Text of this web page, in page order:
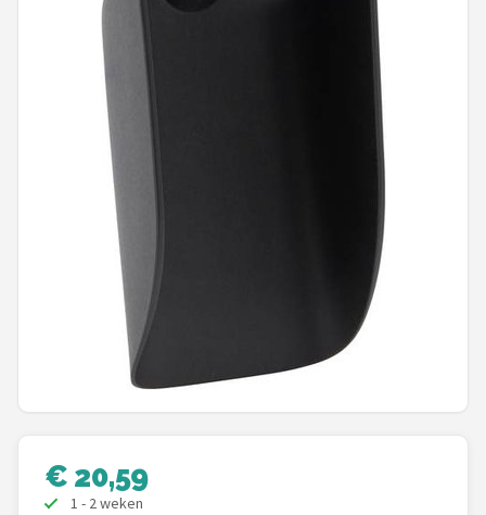
Husqvarna
Synx Tools
Alle merken →
€ 20,59
1 - 2 weken